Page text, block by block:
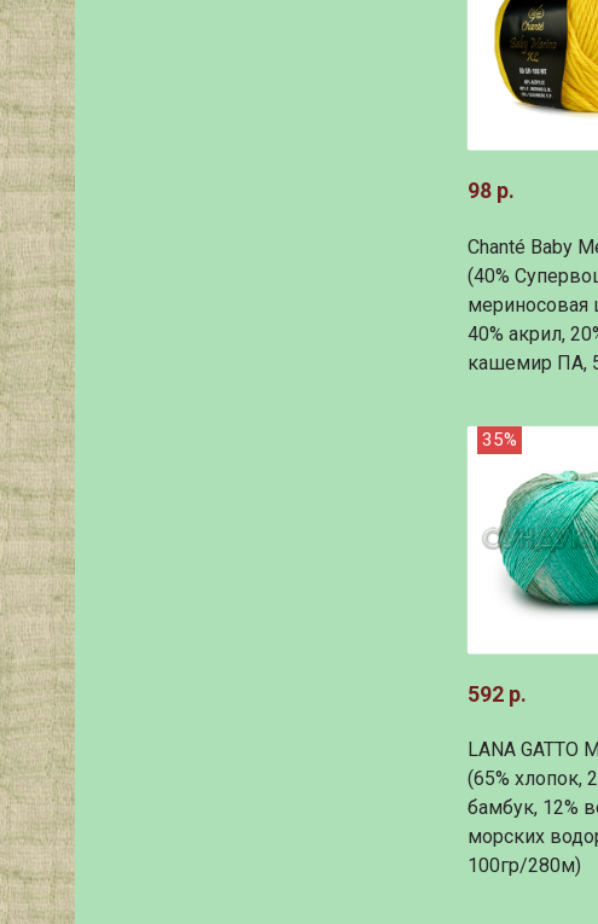
98 р.
Chanté Baby
(40%
мериносовая
40% акрил,
кашемир ПА,
35%
592 р.
LANA GATTO
(65% хлопок,
бамбук, 12%
морских
100гр/280м)